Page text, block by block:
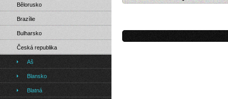
Bělorusko
Brazílie
Bulharsko
Česká republika
Aš
Blansko
Blatná